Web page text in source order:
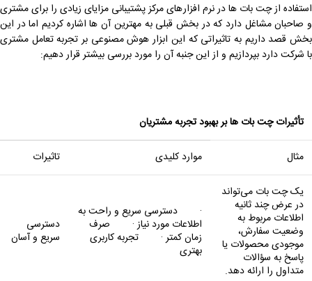
استفاده از چت بات ها در نرم افزارهای مرکز پشتیبانی مزایای زیادی را برای مشتری
و صاحبان مشاغل دارد که در بخش قبلی به مهترین آن ها اشاره کردیم اما در این
بخش قصد داریم به تاثیراتی که این ابزار هوش مصنوعی بر تجربه تعامل مشتری
با شرکت دارد بپردازیم و از این جنبه آن را مورد بررسی بیشتر قرار دهیم:
تأثیرات چت بات ‌ها بر بهبود تجربه مشتریان
مثال موارد کلیدی تاثیرات
یک چت بات می‌تواند
در عرض چند ثانیه
اطلاعات مربوط به
وضعیت سفارش،
موجودی محصولات یا
پاسخ به سؤالات
متداول را ارائه دهد.
· دسترسی سریع و راحت به
اطلاعات مورد نیاز · صرف
زمان کمتر · تجربه کاربری
بهتری
دسترسی
سریع و آسان